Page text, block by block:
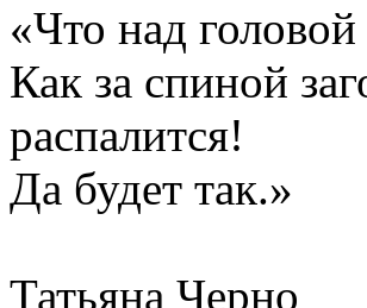
«Что над
Как за спиной
распалится!
Да будет так.»
Татьяна Черно